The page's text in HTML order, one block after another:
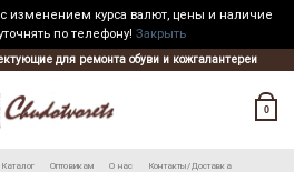
изменением курса валют, цены и наличие
по телефону! Закрыть
Skip
to
для ремонта обуви и кожгалантереи
0
Каталог Оптовикам О нас Контакты/Доставка